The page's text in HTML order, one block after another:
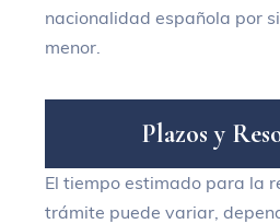
nacionalidad española por
menor.
Plazos y Res
El tiempo estimado para la
trámite puede variar,